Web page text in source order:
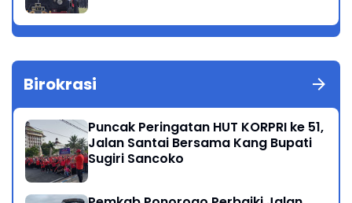
Birokrasi
Puncak Peringatan HUT KORPRI ke 51,
Jalan Santai Bersama Kang Bupati
Sugiri Sancoko